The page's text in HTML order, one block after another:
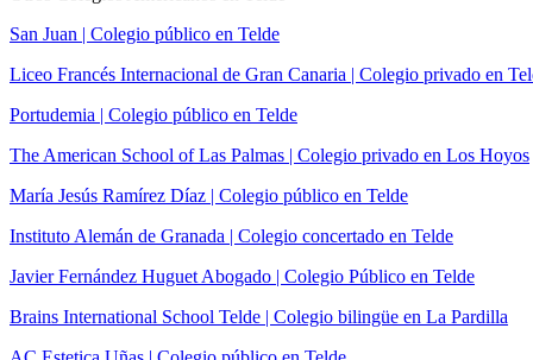
San Juan | Colegio público en Telde
Liceo Francés Internacional de Gran Canaria | Colegio privado en
Portudemia | Colegio público en Telde
The American School of Las Palmas | Colegio privado en Los Hoyos
María Jesús Ramírez Díaz | Colegio público en Telde
Instituto Alemán de Granada | Colegio concertado en Telde
Javier Fernández Huguet Abogado | Colegio Público en Telde
Brains International School Telde | Colegio bilingüe en La Pardilla